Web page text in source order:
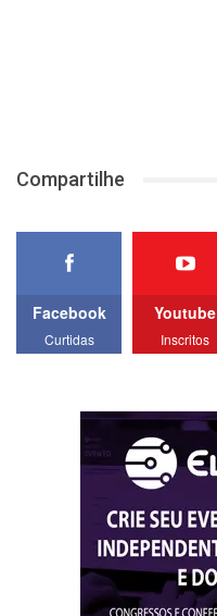
Compartilhe
Facebook
Curtidas
Youtube
Inscritos